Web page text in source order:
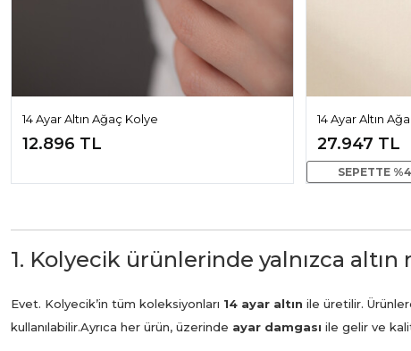
14 Ayar Altın Ağaç Kolye
12.896 TL
14 Ayar Altın
27.947 TL
SEPETTE
1. Kolyecik ürünlerinde yalnızca altın
Evet. Kolyecik’in tüm koleksiyonları 14 ayar altın ile üretilir.
kullanılabilir.Ayrıca her ürün, üzerinde ayar damgası ile gelir ve